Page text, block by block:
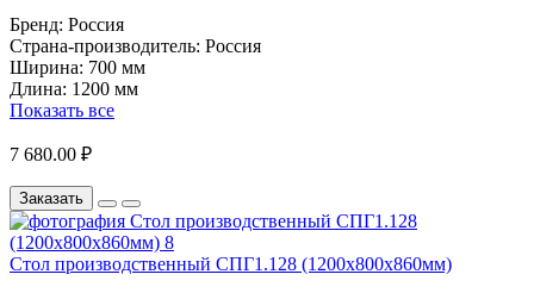
Бренд: Россия
Страна-производитель: Россия
Ширина: 700 мм
Длина: 1200 мм
Показать все
7 680.00 ₽
Заказать
Стол производственный СПГ1.128 (1200х800х860мм)